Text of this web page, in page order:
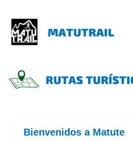
Bienvenidos a Matute